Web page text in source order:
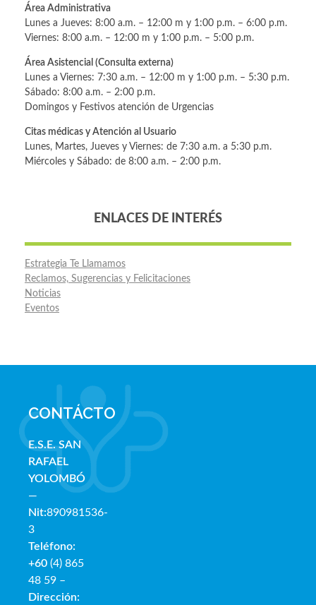
Área Administrativa
Lunes a Jueves: 8:00 a.m. – 12:00 m y 1:00 p.m. – 6:00 p.m.
Viernes: 8:00 a.m. – 12:00 m y 1:00 p.m. – 5:00 p.m.
Área Asistencial (Consulta externa)
Lunes a Viernes: 7:30 a.m. – 12:00 m y 1:00 p.m. – 5:30 p.m.
Sábado: 8:00 a.m. – 2:00 p.m.
Domingos y Festivos atención de Urgencias
Citas médicas y Atención al Usuario
Lunes, Martes, Jueves y Viernes: de 7:30 a.m. a 5:30 p.m.
Miércoles y Sábado: de 8:00 a.m. – 2:00 p.m.
ENLACES DE INTERÉS
Estrategia Te Llamamos
Reclamos, Sugerencias y Felicitaciones
Noticias
Eventos
CONTÁCTO
E.S.E. SAN
RAFAEL
YOLOMBÓ
—
Nit:890981536-
3
Teléfono:
+60 (4) 865
48 59 –
Dirección: